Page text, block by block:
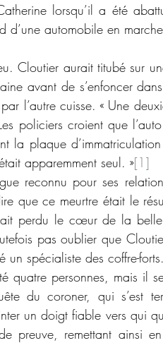
lorsqu’il a été
automobile en
avant de s’enfoncer
l’autre cuisse. « Une
policiers croient que
la plaque
apparemment seul. »[1]
pour ses
que ce meurtre était le
perdu le cœur de la
pas oublier que
spécialiste des coffre-forts.
personnes, mais il
du coroner, qui s’est
un doigt fiable vers qui
preuve, remettant ainsi